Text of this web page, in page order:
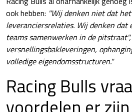
ook hebben: "Wij denken niet dat
leveranciersrelaties. Wij denken
teams samenwerken in de pitstraat",
versnellingsbakleveringen,
volledige eigendomsstructuren."
Racing Bulls